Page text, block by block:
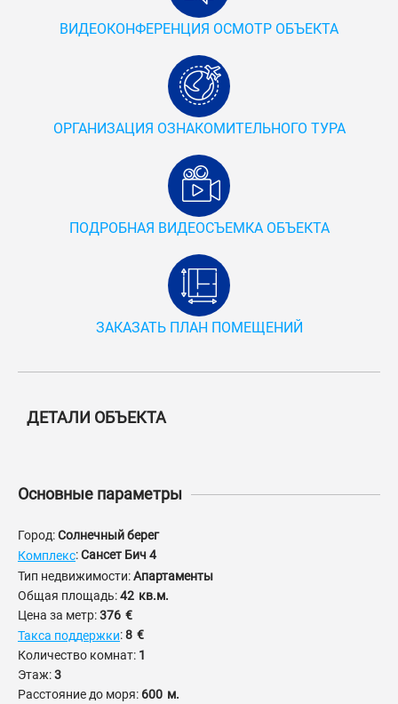
ВИДЕОКОНФЕРЕНЦИЯ ОСМОТР ОБЪЕКТА
ОРГАНИЗАЦИЯ ОЗНАКОМИТЕЛЬНОГО ТУРА
ПОДРОБНАЯ ВИДЕОСЪЕМКА ОБЪЕКТА
ЗАКАЗАТЬ ПЛАН ПОМЕЩЕНИЙ
ДЕТАЛИ ОБЪЕКТА
Основные параметры
Город:Солнечный берег
Комплекс:Сансет Бич 4
Тип недвижимости:Апартаменты
Общая площадь:42 кв.м.
Цена за метр:376 €
Такса поддержки:8 €
Количество комнат: 1
Этаж:3
Расстояние до моря: 600 м.